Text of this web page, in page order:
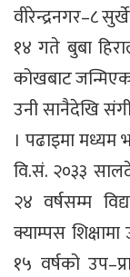
वीरेन्द्रनगर–८
१४ गते बुबा
कोखबाट
उनी सानैदेखि
। पढाइमा
वि.सं. २०३३
२४ वर्षसम्म
क्याम्पस
१५ वर्षको